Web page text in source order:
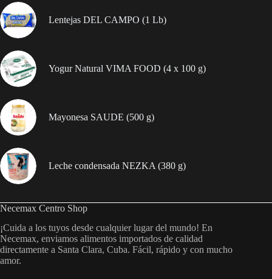
Lentejas DEL CAMPO (1 Lb)
Yogur Natural VIMA FOOD (4 x 100 g)
Mayonesa SAUDE (500 g)
Leche condensada NEZKA (380 g)
Necemax Centro Shop
¡Cuida a los tuyos desde cualquier lugar del mundo! En
Necemax, enviamos alimentos importados de calidad
directamente a Santa Clara, Cuba. Fácil, rápido y con mucho
amor.